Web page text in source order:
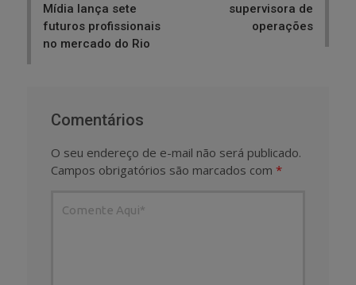
Mídia lança sete
futuros profissionais
no mercado do Rio
supervisora de
operações
Comentários
O seu endereço de e-mail não será publicado.
Campos obrigatórios são marcados com *